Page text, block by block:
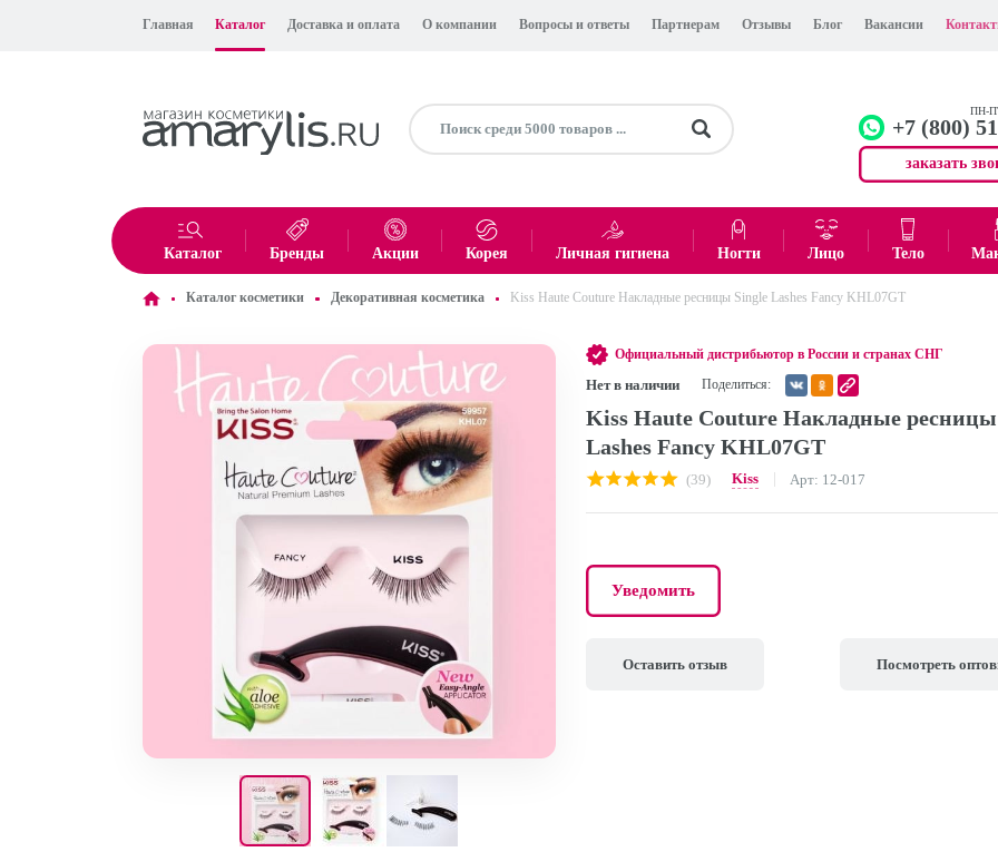
Главная Каталог Доставка и оплата О компании Вопросы и ответы Партнерам Отзывы Блог Вакансии
ПН-
+7 (800)
заказать
Офис +7 (499)
Итого: 0 ₽
Каталог Бренды Акции Корея Личная гигиена Ногти Лицо Тело
Каталог косметики Декоративная косметика Kiss Haute Couture Накладные ресницы Single Lashes Fancy KHL07GT
Официальный дистрибьютор в России и странах СНГ
Нет в наличии Поделиться:
Kiss Haute Couture Накладные
Lashes Fancy KHL07GT
(39) Kiss Арт: 12-017
Уведомить
Оставить отзыв Посмотреть